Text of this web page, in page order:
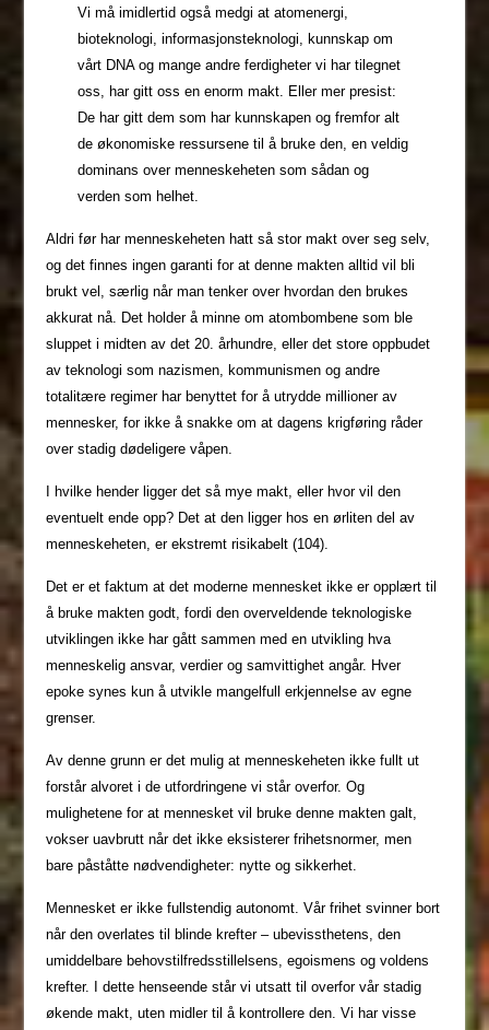
Vi må imidlertid også medgi at atomenergi,
bioteknologi, informasjonsteknologi, kunnskap om
vårt DNA og mange andre ferdigheter vi har tilegnet
oss, har gitt oss en enorm makt. Eller mer presist:
De har gitt dem som har kunnskapen og fremfor alt
de økonomiske ressursene til å bruke den, en veldig
dominans over menneskeheten som sådan og
verden som helhet.
Aldri før har menneskeheten hatt så stor makt over seg selv,
og det finnes ingen garanti for at denne makten alltid vil bli
brukt vel, særlig når man tenker over hvordan den brukes
akkurat nå. Det holder å minne om atombombene som ble
sluppet i midten av det 20. århundre, eller det store oppbudet
av teknologi som nazismen, kommunismen og andre
totalitære regimer har benyttet for å utrydde millioner av
mennesker, for ikke å snakke om at dagens krigføring råder
over stadig dødeligere våpen.
I hvilke hender ligger det så mye makt, eller hvor vil den
eventuelt ende opp? Det at den ligger hos en ørliten del av
menneskeheten, er ekstremt risikabelt (104).
Det er et faktum at det moderne mennesket ikke er opplært til
å bruke makten godt, fordi den overveldende teknologiske
utviklingen ikke har gått sammen med en utvikling hva
menneskelig ansvar, verdier og samvittighet angår. Hver
epoke synes kun å utvikle mangelfull erkjennelse av egne
grenser.
Av denne grunn er det mulig at menneskeheten ikke fullt ut
forstår alvoret i de utfordringene vi står overfor. Og
mulighetene for at mennesket vil bruke denne makten galt,
vokser uavbrutt når det ikke eksisterer frihetsnormer, men
bare påståtte nødvendigheter: nytte og sikkerhet.
Mennesket er ikke fullstendig autonomt. Vår frihet svinner bort
når den overlates til blinde krefter – ubevissthetens, den
umiddelbare behovstilfredsstillelsens, egoismens og voldens
krefter. I dette henseende står vi utsatt til overfor vår stadig
økende makt, uten midler til å kontrollere den. Vi har visse